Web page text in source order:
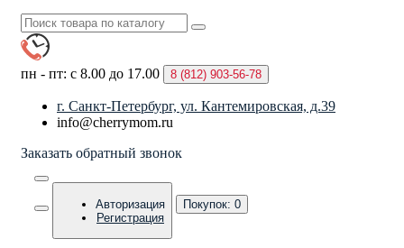
пн - пт: с 8.00 до 17.00 8 (812) 903-56-78
г. Санкт-Петербург, ул. Кантемировская, д.39
info@cherrymom.ru
Заказать обратный звонок
Авторизация
Регистрация
Покупок: 0